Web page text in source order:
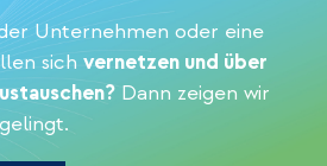
Unternehmen oder eine
sich vernetzen und über
Dann zeigen wir